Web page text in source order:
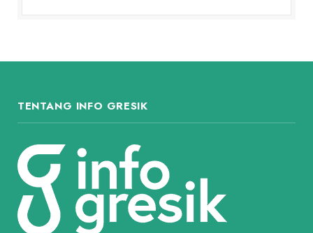
TENTANG INFO GRESIK